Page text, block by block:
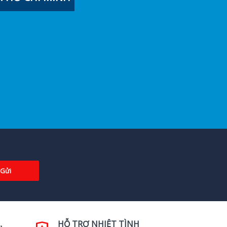
Gửi
HỖ TRỢ NHIỆT TÌNH